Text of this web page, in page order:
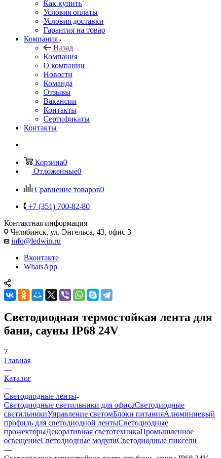
Как купить
Условия оплаты
Условия доставки
Гарантия на товар
Компания
Назад
Компания
О компании
Новости
Команда
Отзывы
Вакансии
Контакты
Сертификаты
Контакты
Корзина0
Отложенные0
Сравнение товаров0
+7 (351) 700-82-80
Контактная информация
Челябинск, ул. Энгельса, 43, офис 3
info@ledwin.ru
Вконтакте
WhatsApp
Светодиодная термостойкая лента для
бани, сауны IP68 24V
7
Главная
—
Каталог
—
Светодиодные ленты
Светодиодные светильники для офисаСветодиодные
светильникиУправление светомБлоки питанияАлюминиевый
профиль для светодиодной лентыСветодиодные
прожекторыДекоративная светотехникаПромышленное
освещениеСветодиодные модулиСветодиодные пиксели
—